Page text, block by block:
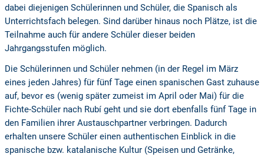
dabei diejenigen Schülerinnen und Schüler, die Spanisch als
Unterrichtsfach belegen. Sind darüber hinaus noch Plätze, ist die
Teilnahme auch für andere Schüler dieser beiden
Jahrgangsstufen möglich.
Die Schülerinnen und Schüler nehmen (in der Regel im März
eines jeden Jahres) für fünf Tage einen spanischen Gast zuhause
auf, bevor es (wenig später zumeist im April oder Mai) für die
Fichte-Schüler nach Rubí geht und sie dort ebenfalls fünf Tage in
den Familien ihrer Austauschpartner verbringen. Dadurch
erhalten unsere Schüler einen authentischen Einblick in die
spanische bzw. katalanische Kultur (Speisen und Getränke,